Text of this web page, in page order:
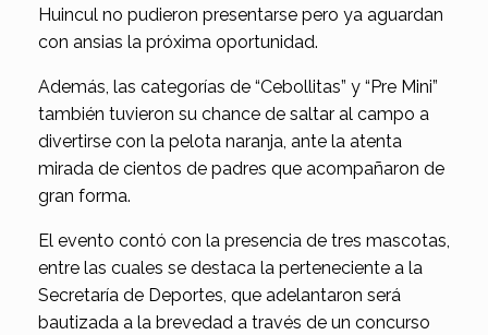
Huincul no pudieron presentarse pero ya aguardan
con ansias la próxima oportunidad.
Además, las categorías de “Cebollitas” y “Pre Mini”
también tuvieron su chance de saltar al campo a
divertirse con la pelota naranja, ante la atenta
mirada de cientos de padres que acompañaron de
gran forma.
El evento contó con la presencia de tres mascotas,
entre las cuales se destaca la perteneciente a la
Secretaría de Deportes, que adelantaron será
bautizada a la brevedad a través de un concurso